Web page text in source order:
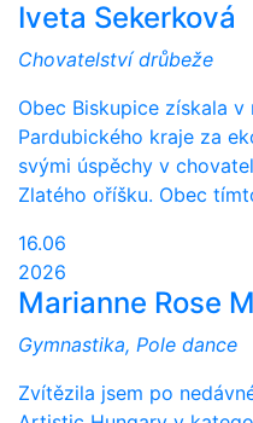
Iveta Sekerková
Chovatelství drůbeže
Obec Biskupice získala
Pardubického kraje za
svými úspěchy v
Zlatého oříšku. Obec
16.06
2026
Marianne Rose
Gymnastika, Pole dance
Zvítězila jsem po